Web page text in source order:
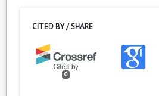
CITED BY / SHARE
0